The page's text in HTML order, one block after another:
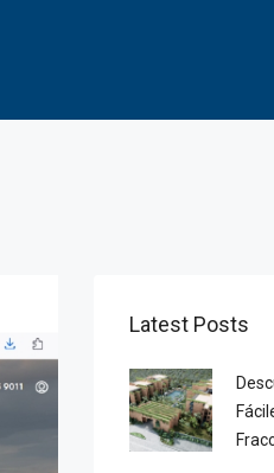
Latest Posts